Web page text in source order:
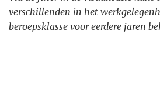
verschillenden in het
beroepsklasse voor eerdere jaren